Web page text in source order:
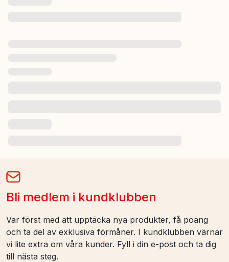
Bli medlem i kundklubben
Var först med att upptäcka nya produkter, få poäng
och ta del av exklusiva förmåner. I kundklubben värnar
vi lite extra om våra kunder. Fyll i din e-post och ta dig
till nästa steg.